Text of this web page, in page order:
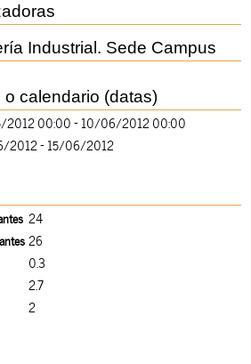
Industrial. Sede Campus
calendario (datas)
2012 00:00 - 10/06/2012 00:00
2012 - 15/06/2012
24
26
0.3
2.7
2